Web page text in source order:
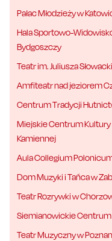
Pałac Młodzieży w
Hala Sportowo-
Bydgoszczy
Teatr im. Juliusza
Amfiteatr nad jeziorem
Centrum Tradycji
Miejskie Centrum Kultury
Kamiennej
Aula Collegium
Dom Muzyki i Tańca w
Teatr Rozrywki w
Siemianowickie
Teatr Muzyczny w